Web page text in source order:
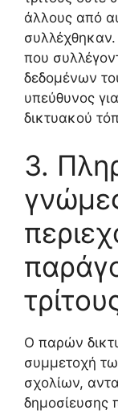
άλλους από
που
δεδομένων
υπεύθυνος
δικτυακού
3.
Ο παρών
συμμετοχή
σχολίων,
δημοσίευσης